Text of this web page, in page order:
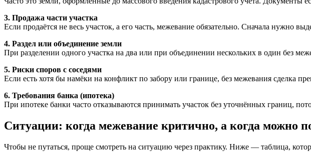
3. Продажа части участка
Если продаётся не весь участок, а его часть, межевание обязательно. Сначала нужно
4. Раздел или объединение земли
При разделении одного участка на два или при объединении нескольких в один без
5. Риски споров с соседями
Если есть хотя бы намёки на конфликт по забору или границе, без межевания сделка
6. Требования банка (ипотека)
При ипотеке банки часто отказываются принимать участок без уточнённых границ,
Ситуации: когда межевание критично, а когда можно
Чтобы не путаться, проще смотреть на ситуацию через практику. Ниже — таблица,